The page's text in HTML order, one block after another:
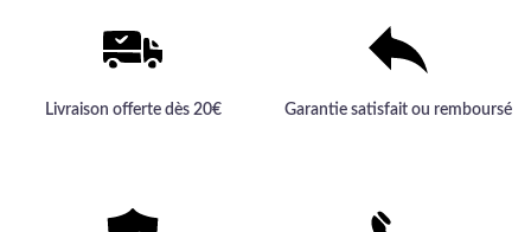
Livraison offerte dès 20€ Garantie satisfait ou remboursé